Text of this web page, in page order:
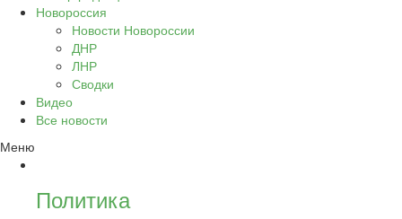
Новороссия
Новости Новороссии
ДНР
ЛНР
Сводки
Видео
Все новости
Меню
Политика